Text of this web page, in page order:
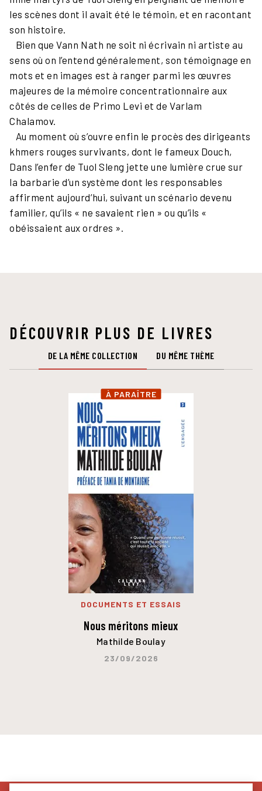
les scènes dont il avait été le témoin, et en racontant
son histoire.
Bien que Vann Nath ne soit ni écrivain ni artiste au
sens où on l’entend généralement, son témoignage en
mots et en images est à ranger parmi les œuvres
majeures de la mémoire concentrationnaire aux
côtés de celles de Primo Levi et de Varlam
Chalamov.
Au moment où s’ouvre enfin le procès des dirigeants
khmers rouges survivants, dont le fameux Douch,
Dans l’enfer de Tuol Sleng jette une lumière crue sur
la barbarie d’un système dont les responsables
affirment aujourd’hui, suivant un scénario devenu
familier, qu’ils « ne savaient rien » ou qu’ils «
obéissaient aux ordres ».
DÉCOUVRIR PLUS DE LIVRES
DE LA MÊME COLLECTION DU MÊME THÈME
À PARAÎTRE
DOCUMENTS ET ESSAIS
Nous méritons mieux
Mathilde Boulay
23/09/2026